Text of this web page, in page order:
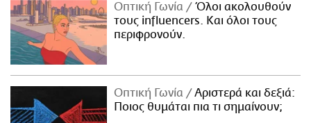
Οπτική Γωνία
Όλοι ακολουθούν
τους influencers. Και όλοι τους
περιφρονούν.
Οπτική Γωνία
Αριστερά και δεξιά:
Ποιος θυμάται πια τι σημαίνουν;